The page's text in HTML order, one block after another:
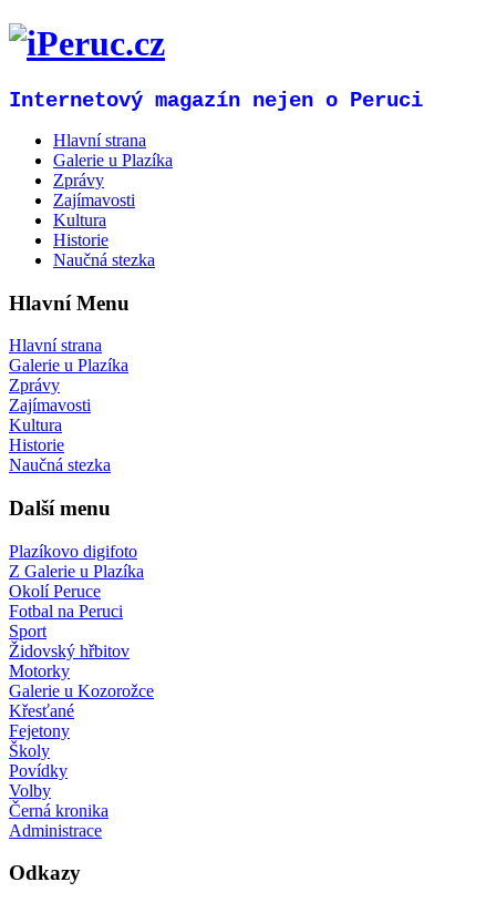
Internetový magazín nejen o Peruci
Hlavní strana
Galerie u Plazíka
Zprávy
Zajímavosti
Kultura
Historie
Naučná stezka
Hlavní Menu
Hlavní strana
Galerie u Plazíka
Zprávy
Zajímavosti
Kultura
Historie
Naučná stezka
Další menu
Plazíkovo digifoto
Z Galerie u Plazíka
Okolí Peruce
Fotbal na Peruci
Sport
Židovský hřbitov
Motorky
Galerie u Kozorožce
Křesťané
Fejetony
Školy
Povídky
Volby
Černá kronika
Administrace
Odkazy